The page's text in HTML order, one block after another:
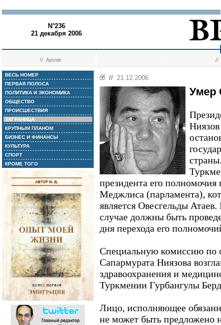
N°236
21 декабря 2006
//Архив //
ВЕСЬ НОМЕР
ПЕРВАЯ ПОЛОСА
ПОЛИТИКА И ЭКОНОМИКА
ОБЩЕСТВО
ПРОИСШЕСТВИЯ
ЗАГРАНИЦА
КРУПНЫМ ПЛАНОМ
БИЗНЕС И ФИНАНСЫ
КУЛЬТУРА
СПОРТ
КРОМЕ ТОГО
// 21.12.2006
Умер
президента его полномочия
Меджлиса (парламента),
является Овесгельды
случае должны быть
дня перехода его
Специальную комиссию по
Сапармурата Ниязова
здравоохранения и
Туркмении Гурбангулы
Лицо, исполняющее
не может быть предложено